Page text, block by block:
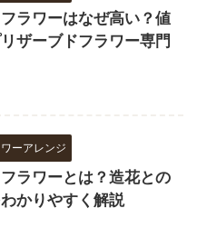
ラワーはなぜ高い？値
ザーブドフラワー専門
ーアレンジ
ラワーとは？造花との
かりやすく解説